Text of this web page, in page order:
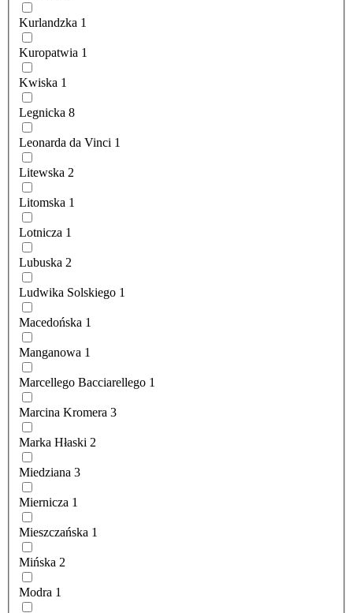
Kurlandzka 1
Kuropatwia 1
Kwiska 1
Legnicka 8
Leonarda da Vinci 1
Litewska 2
Litomska 1
Lotnicza 1
Lubuska 2
Ludwika Solskiego 1
Macedońska 1
Manganowa 1
Marcellego Bacciarellego 1
Marcina Kromera 3
Marka Hłaski 2
Miedziana 3
Miernicza 1
Mieszczańska 1
Mińska 2
Modra 1